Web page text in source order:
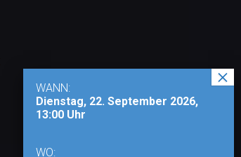
WANN:
Dienstag, 22. September 2026,
13:00 Uhr
WO: